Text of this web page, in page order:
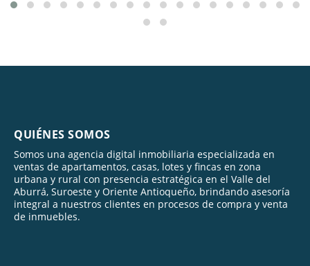
QUIÉNES SOMOS
Somos una agencia digital inmobiliaria especializada en
ventas de apartamentos, casas, lotes y fincas en zona
urbana y rural con presencia estratégica en el Valle del
Aburrá, Suroeste y Oriente Antioqueño, brindando asesoría
integral a nuestros clientes en procesos de compra y venta
de inmuebles.